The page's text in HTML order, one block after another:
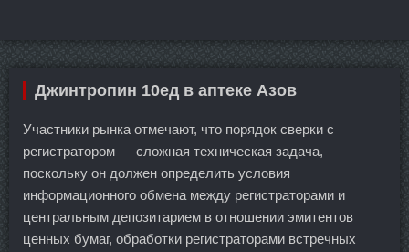
Джинтропин 10ед в аптеке Азов
Участники рынка отмечают, что порядок сверки с
регистратором — сложная техническая задача,
поскольку он должен определить условия
информационного обмена между регистраторами и
центральным депозитарием в отношении эмитентов
ценных бумаг, обработки регистраторами встречных